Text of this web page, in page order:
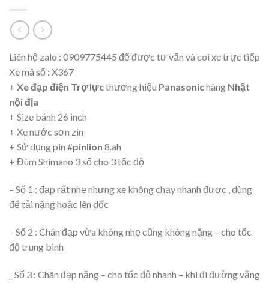
Liên hệ zalo : 0909775445 để được tư vấn và coi xe trực tiếp
Xe mã số : X367
+ Xe đạp điện Trợ lựcthương hiệu Panasonichàng Nhật
nội địa
+ Size bánh 26 inch
+ Xe nước sơn zin
+ Sử dụng pin #pinlion 8.ah
+ Đùm Shimano 3 số cho 3 tốc độ
– Số 1 : đạp rất nhẹ nhưng xe không chạy nhanh được , dùng
để tải nặng hoặc lên dốc
– Số 2 : Chân đạp vừa không nhẹ cũng không nặng – cho tốc
độ trung bình
_ Số 3 : Chân đạp nặng – cho tốc độ nhanh – khi đi đường vắng